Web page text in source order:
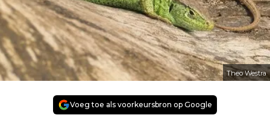
Theo Westra
Voeg toe als voorkeursbron op Google